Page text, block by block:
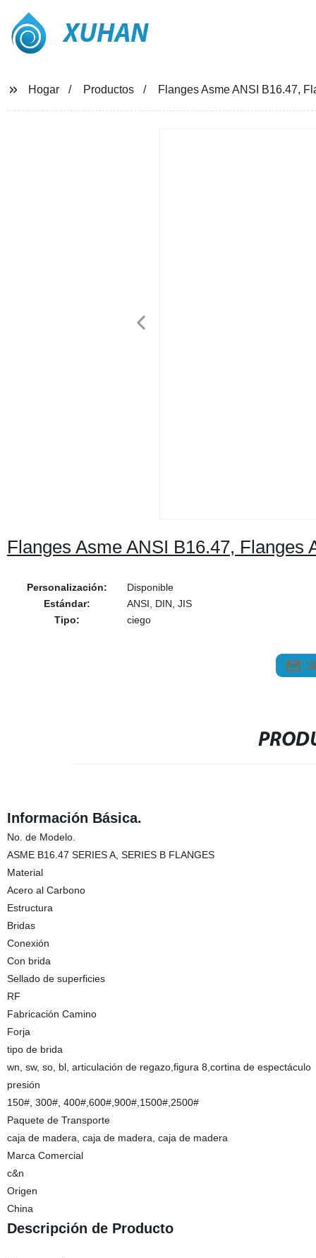
XUHAN
Hogar Productos Flanges Asme ANSI B16.47,
Flanges Asme ANSI B16.47, Flanges
Personalización:
Disponible
Estándar:
ANSI, DIN, JIS
Tipo:
ciego
Información Básica.
No. de Modelo.
ASME B16.47 SERIES A, SERIES B FLANGES
Material
Acero al Carbono
Estructura
Bridas
Conexión
Con brida
Sellado de superficies
RF
Fabricación Camino
Forja
tipo de brida
wn, sw, so, bl, articulación de regazo,figura 8,cortina de espectáculo
presión
150#, 300#, 400#,600#,900#,1500#,2500#
Paquete de Transporte
caja de madera, caja de madera, caja de madera
Marca Comercial
c&n
Origen
China
Descripción de Producto